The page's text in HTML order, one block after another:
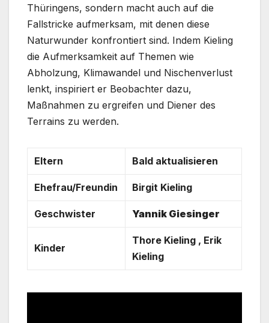
Thüringens, sondern macht auch auf die
Fallstricke aufmerksam, mit denen diese
Naturwunder konfrontiert sind. Indem Kieling
die Aufmerksamkeit auf Themen wie
Abholzung, Klimawandel und Nischenverlust
lenkt, inspiriert er Beobachter dazu,
Maßnahmen zu ergreifen und Diener des
Terrains zu werden.
Eltern Bald aktualisieren
Ehefrau/Freundin Birgit Kieling
Geschwister Yannik Giesinger
Kinder
Thore Kieling , Erik
Kieling